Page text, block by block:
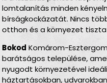
lomtalanítás minden
bírságkockázatát. Nincs
otthon és a környezet
Bokod Komárom-
barátságos települése,
nyugodt környezetével
háztartásokban,